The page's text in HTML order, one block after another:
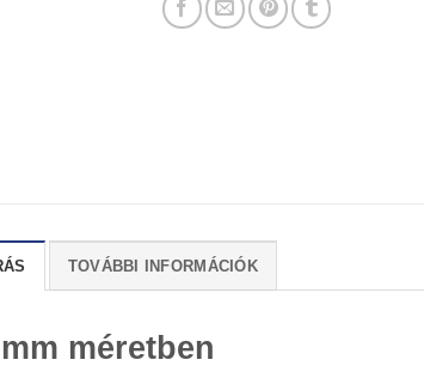
TOVÁBBI INFORMÁCIÓK
méretben